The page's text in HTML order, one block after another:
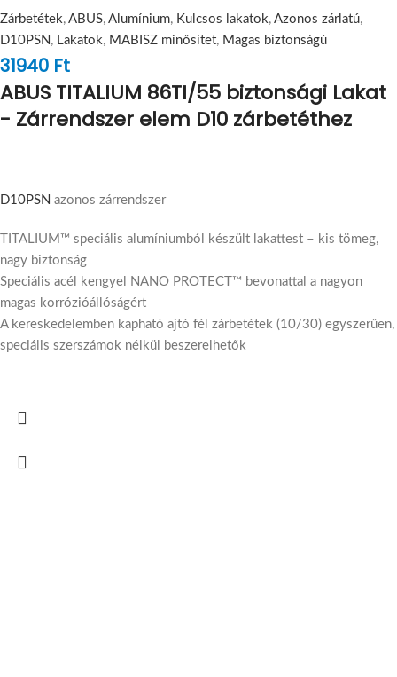
Zárbetétek, ABUS, Alumínium, Kulcsos lakatok, Azonos zárlatú,
D10PSN , Lakatok, MABISZ minősítet, Magas biztonságú
31940 Ft
ABUS TITALIUM 86TI/55 biztonsági Lakat
- Zárrendszer elem D10 zárbetéthez
D10PSN azonos zárrendszer
TITALIUM™ speciális alumíniumból készült lakattest – kis tömeg,
nagy biztonság
Speciális acél kengyel NANO PROTECT™ bevonattal a nagyon
magas korrózióállóságért
A kereskedelemben kapható ajtó fél zárbetétek (10/30) egyszerűen,
speciális szerszámok nélkül beszerelhetők